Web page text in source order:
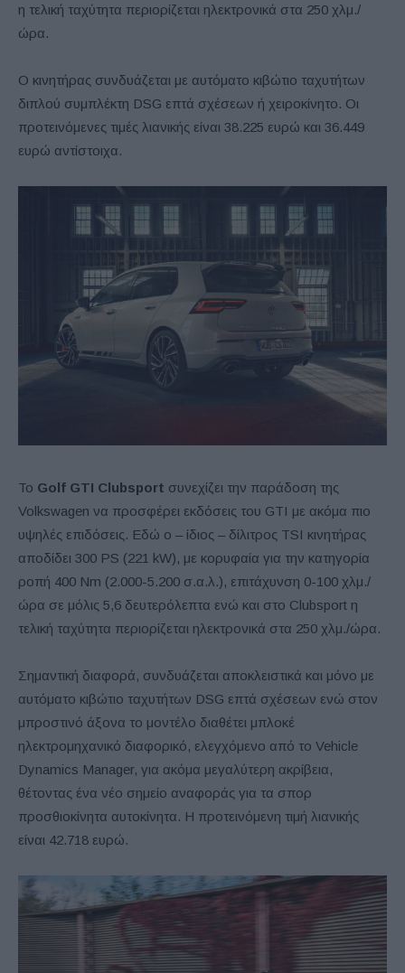
η τελική ταχύτητα περιορίζεται ηλεκτρονικά στα 250 χλμ./
ώρα.
Ο κινητήρας συνδυάζεται με αυτόματο κιβώτιο ταχυτήτων
διπλού συμπλέκτη DSG επτά σχέσεων ή χειροκίνητο. Οι
προτεινόμενες τιμές λιανικής είναι 38.225 ευρώ και 36.449
ευρώ αντίστοιχα.
Το Golf GTI Clubsport συνεχίζει την παράδοση της
Volkswagen να προσφέρει εκδόσεις του GTI με ακόμα πιο
υψηλές επιδόσεις. Εδώ ο – ίδιος – δίλιτρος TSI κινητήρας
αποδίδει 300 PS (221 kW), με κορυφαία για την κατηγορία
ροπή 400 Nm (2.000-5.200 σ.α.λ.), επιτάχυνση 0-100 χλμ./
ώρα σε μόλις 5,6 δευτερόλεπτα ενώ και στο Clubsport η
τελική ταχύτητα περιορίζεται ηλεκτρονικά στα 250 χλμ./ώρα.
Σημαντική διαφορά, συνδυάζεται αποκλειστικά και μόνο με
αυτόματο κιβώτιο ταχυτήτων DSG επτά σχέσεων ενώ στον
μπροστινό άξονα το μοντέλο διαθέτει μπλοκέ
ηλεκτρομηχανικό διαφορικό, ελεγχόμενο από το Vehicle
Dynamics Manager, για ακόμα μεγαλύτερη ακρίβεια,
θέτοντας ένα νέο σημείο αναφοράς για τα σπορ
προσθιοκίνητα αυτοκίνητα. Η προτεινόμενη τιμή λιανικής
είναι 42.718 ευρώ.